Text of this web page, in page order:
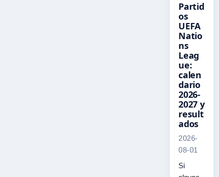
Partid
os
UEFA
Natio
ns
Leag
ue:
calen
dario
2026-
2027 y
result
ados
2026-
08-01
Si